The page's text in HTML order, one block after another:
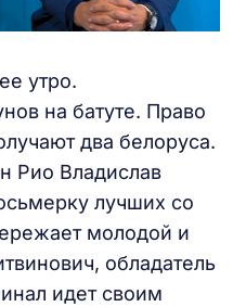
утро.
на батуте. Право
два белоруса.
Рио Владислав
лучших со
молодой и
обладатель
идет своим